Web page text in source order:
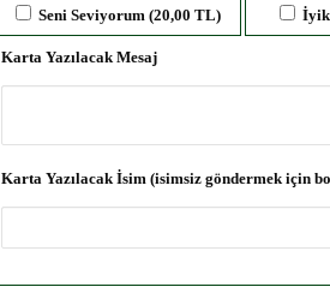
Seni Seviyorum (20,00 TL)
Karta Yazılacak Mesaj
Karta Yazılacak İsim (isimsiz göndermek için